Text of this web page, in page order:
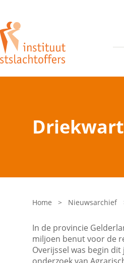
Home > Nieuwsarchief
In de provincie
miljoen benut voor de
Overijssel was begin